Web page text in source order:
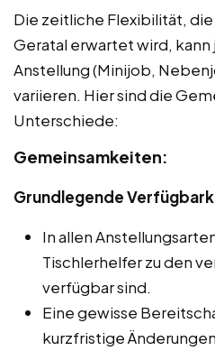
Die zeitliche Flexibilität,
Geratal erwartet wird, kann
Anstellung (Minijob,
variieren. Hier sind die
Unterschiede:
Gemeinsamkeiten:
Grundlegende
In allen
Tischlerhelfer zu den
verfügbar sind.
Eine gewisse
kurzfristige